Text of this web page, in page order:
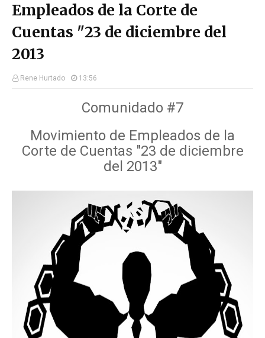
Empleados de la Corte de
Cuentas "23 de diciembre del
2013
Rene Hurtado 13:56
Comunidado #7
Movimiento de Empleados de la
Corte de Cuentas "23 de diciembre
del 2013"